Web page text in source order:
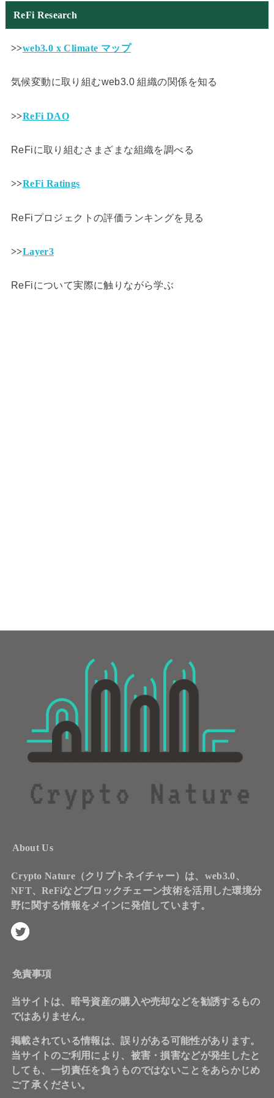
ReFi Research
>>web3.0 x Climate マップ
気候変動に取り組むweb3.0 組織の関係を知る
>>ReFi DAO
ReFiに取り組むさまざまな組織を調べる
>>ReFi Ratings
ReFiプロジェクトの評価ランキングを見る
>>Layer3
ReFiについて実際に触りながら学ぶ
About Us
Crypto Nature（クリプトネイチャー）は、web3.0、
NFT、ReFiなどブロックチェーン技術を活用した環境分
野に関する情報をメインに発信しています。
免責事項
当サイトは、暗号資産の購入や売却などを勧誘するもの
ではありません。
掲載されている情報は、誤りがある可能性があります。
当サイトのご利用により、被害・損害などが発生したと
しても、一切責任を負うものではないことをあらかじめ
ご了承ください。